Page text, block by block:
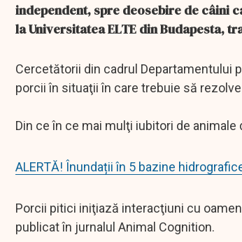
independent, spre deosebire de câini
la Universitatea ELTE din Budapesta,
Cercetătorii din cadrul Departamentului
porcii în situaţii în care trebuie să
Din ce în ce mai mulţi iubitori de
ALERTĂ! Înundații în 5 bazine
Porcii pitici iniţiază interacţiuni cu
publicat în jurnalul Animal Cognition.